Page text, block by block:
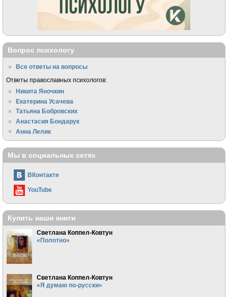
Вопрос психологу
Все ответы на вопросы
Ответы православных психологов:
Никита Яночкин
Екатерина Усачева
Татьяна Бобровских
Анастасия Бондарук
Анна Лелик
Мы в социальных сетях
ВКонтакте
YouTube
Купить наши книги
Светлана Коппел-Ковтун
«Полотно»
Светлана Коппел-Ковтун
«Я думаю по-русски»